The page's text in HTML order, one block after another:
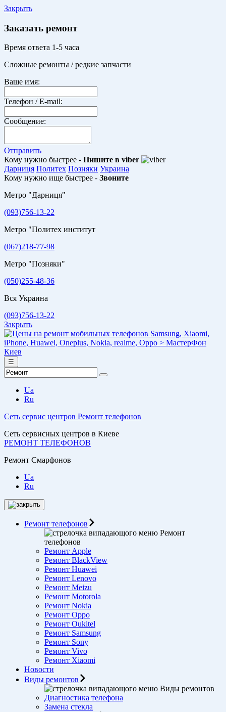
Закрыть
Заказать ремонт
Время ответа 1-5 часа
Сложные ремонты / редкие запчасти
Ваше имя:
Телефон / E-mail:
Сообщение:
Отправить
Кому нужно быстрее - Пишите в viber
Дарниця Политех Позняки Украина
Кому нужно ище быстрее - Звоните
Метро "Дарниця"
(093)756-13-22
Метро "Политех институт
(067)218-77-98
Метро "Позняки"
(050)255-48-36
Вся Украина
(093)756-13-22
Закрыть
☰
Ua
Ru
Сеть сервис центров Ремонт телефонов
Сеть сервисных центров в Киеве
РЕМОНТ ТЕЛЕФОНОВ
Ремонт Смарфонов
Ua
Ru
Ремонт телефонов
Ремонт
телефонов
Ремонт Apple
Ремонт BlackView
Ремонт Huawei
Ремонт Lenovo
Ремонт Meizu
Ремонт Motorоla
Ремонт Nokia
Ремонт Oppo
Ремонт Oukitel
Ремонт Samsung
Ремонт Sony
Ремонт Vivo
Ремонт Xiaomi
Новости
Виды ремонтов
Виды ремонтов
Диагностика телефона
Замена стекла